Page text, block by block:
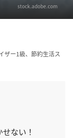
stock.adobe.com
ザー1級、節約生活ス
ない！